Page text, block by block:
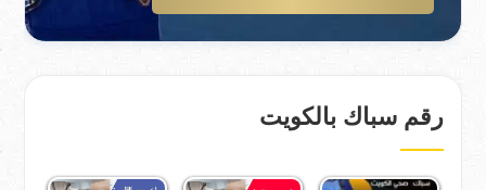
رقم سباك بالكويت